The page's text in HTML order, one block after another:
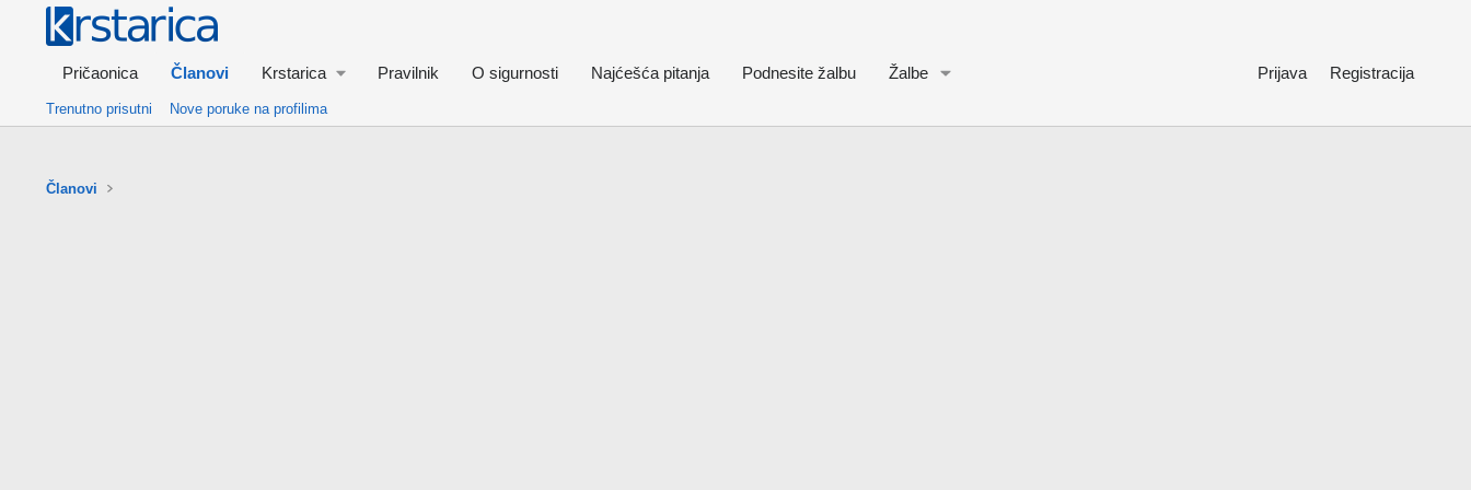
Pričaonica Članovi Krstarica Pravilnik O sigurnosti Najćešća pitanja Podnesite žalbu Žalbe Prijava Registracija
Trenutno prisutni Nove poruke na profilima
Članovi